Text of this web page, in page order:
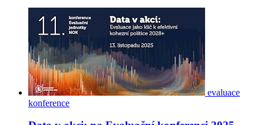
evaluace
konference